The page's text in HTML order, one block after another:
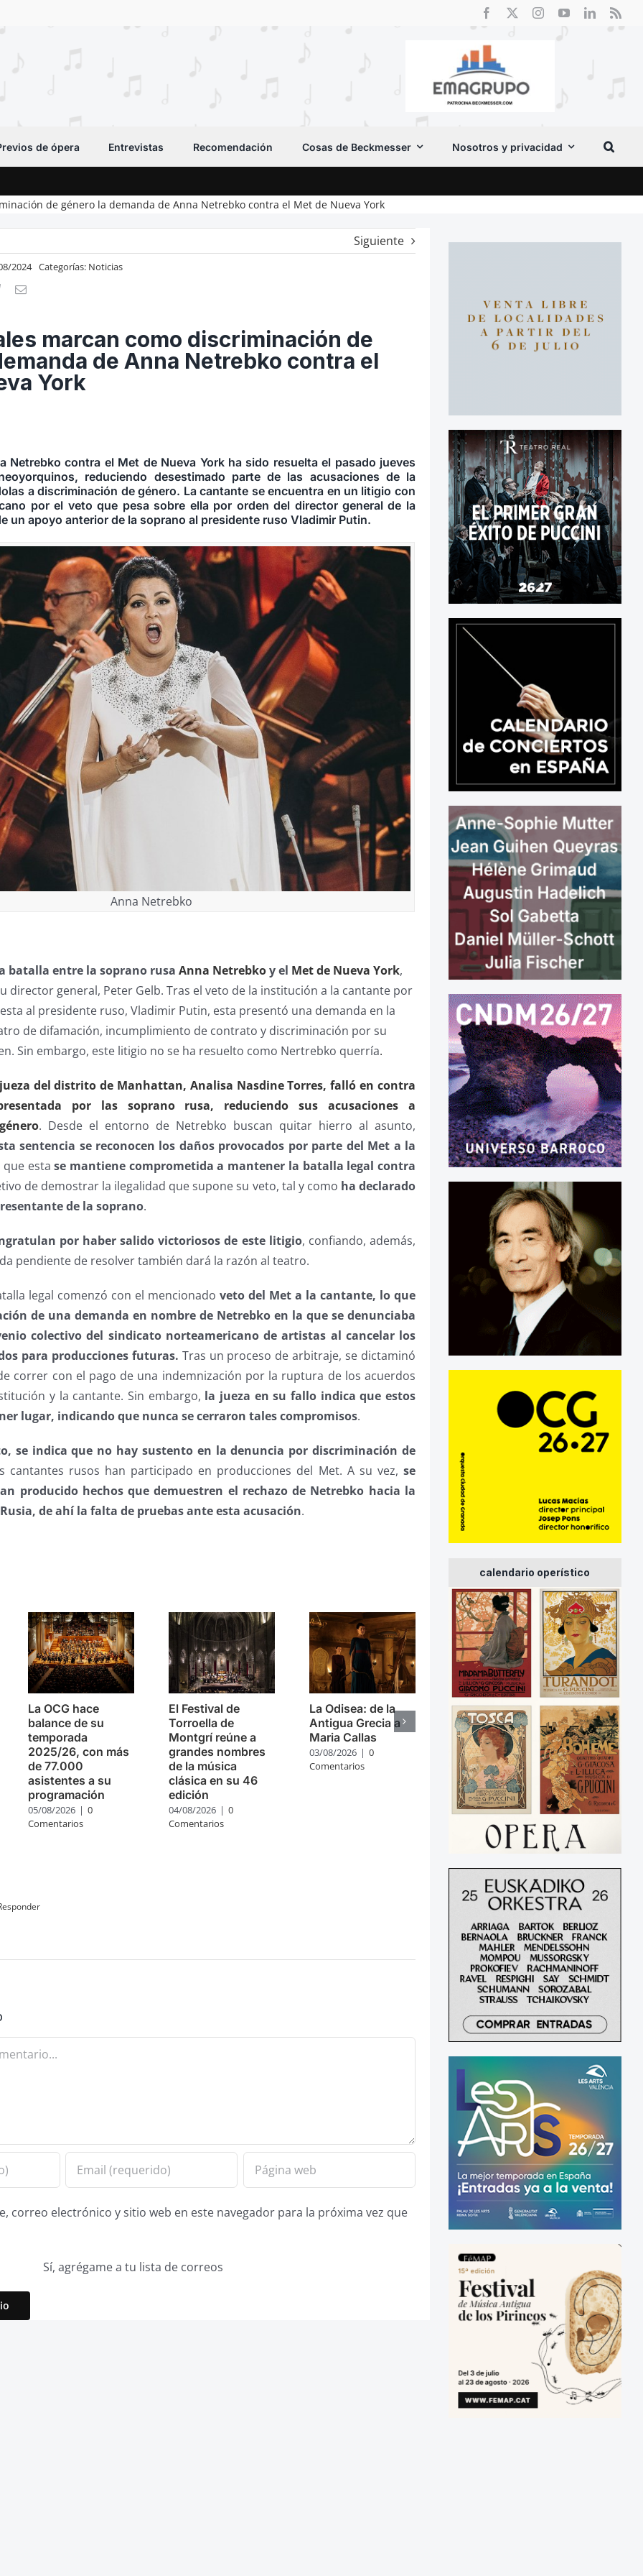
de ópera Entrevistas Recomendación Cosas de Beckmesser Nosotros y privacidad
de género la demanda de Anna Netrebko contra el Met de Nueva York
Siguiente
2024 Categorías: Noticias
marcan como discriminación de
de Anna Netrebko contra el
York
Netrebko contra el Met de Nueva York ha sido resuelta el pasado jueves
reduciendo desestimado parte de las acusaciones de la
a discriminación de género. La cantante se encuentra en un litigio con
por el veto que pesa sobre ella por orden del director general de la
un apoyo anterior de la soprano al presidente ruso Vladimir Putin.
Anna Netrebko
batalla entre la soprano rusaAnna Netrebkoy el Met de Nueva York,
director general, Peter Gelb. Tras el veto de la institución a la cantante por
al presidente ruso, Vladimir Putin, esta presentó una demanda en la
de difamación, incumplimiento de contrato y discriminación por su
Sin embargo, este litigio no se ha resuelto como Nertrebko querría.
del distrito de Manhattan, Analisa Nasdine Torres, falló en contra
por las soprano rusa, reduciendo sus acusaciones a
. Desde el entorno de Netrebko buscan quitar hierro al asunto,
sentencia se reconocen los daños provocados por parte del Met a la
que estase mantiene comprometida a mantener la batalla legal contra
de demostrar la ilegalidad que supone su veto, tal y como ha declarado
de la soprano.
por haber salido victoriosos de este litigio, confiando, además,
pendiente de resolver también dará la razón al teatro.
legal comenzó con el mencionado veto del Met a la cantante, lo que
de una demanda en nombre de Netrebko en la que se denunciaba
colectivo del sindicato norteamericano de artistas al cancelar los
para producciones futuras. Tras un proceso de arbitraje, se dictaminó
correr con el pago de una indemnización por la ruptura de los acuerdos
y la cantante. Sin embargo, la jueza en su fallo indica que estos
lugar, indicando que nunca se cerraron tales compromisos.
se indica que no hay sustento en la denuncia por discriminación de
cantantes rusos han participado en producciones del Met. A su vez, se
producido hechos que demuestren el rechazo de Netrebko hacia la
de ahí la falta de pruebas ante esta acusación.
La OCG hace
balance de su
temporada
2025/26, con más
de 77.000
asistentes a su
programación
05/08/2026 | 0
Comentarios
El Festival de
Torroella de
Montgrí reúne a
grandes nombres
de la música
clásica en su 46
edición
04/08/2026 | 0
Comentarios
La Odisea: de la
Antigua Grecia a
Maria Callas
03/08/2026 | 0
Comentarios
correo electrónico y sitio web en este navegador para la próxima vez que
Sí, agrégame a tu lista de correos
calendario operístico